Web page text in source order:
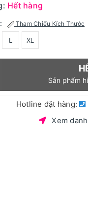
Hết hàng
Tham Chiếu Kích Thước
L XL
Sản phẩm
Hotline đặt hàng:
Xem